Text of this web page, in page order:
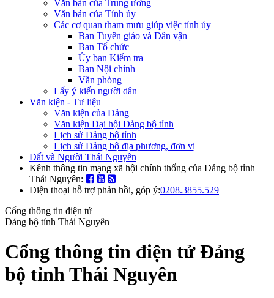
Văn bản của Trung ương
Văn bản của Tỉnh ủy
Các cơ quan tham mưu giúp việc tỉnh ủy
Ban Tuyên giáo và Dân vận
Ban Tổ chức
Ủy ban Kiểm tra
Ban Nội chính
Văn phòng
Lấy ý kiến người dân
Văn kiện - Tư liệu
Văn kiện của Đảng
Văn kiện Đại hội Đảng bộ tỉnh
Lịch sử Đảng bộ tỉnh
Lịch sử Đảng bộ địa phương, đơn vị
Đất và Người Thái Nguyên
Kênh thông tin mạng xã hội chính thống của Đảng bộ tỉnh
Thái Nguyên:
Điện thoại hỗ trợ phản hồi, góp ý:0208.3855.529
Cổng thông tin điện tử
Đảng bộ tỉnh Thái Nguyên
Cổng thông tin điện tử Đảng
bộ tỉnh Thái Nguyên